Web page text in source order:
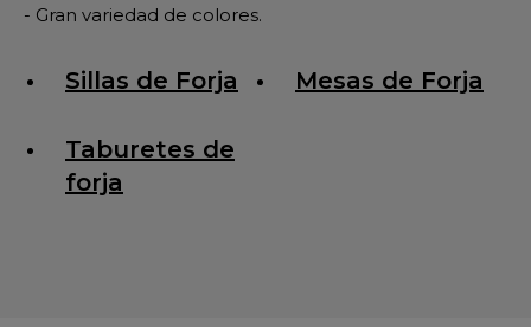
- Gran variedad de colores.
Sillas de Forja Mesas de Forja
Taburetes de
forja